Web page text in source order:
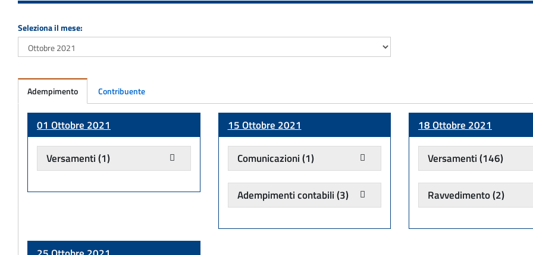
Seleziona il mese:
Adempimento Contribuente
01 Ottobre 2021
Versamenti(1)
15 Ottobre 2021
Comunicazioni(1)
Adempimenti contabili(3)
18 Ottobre 2021
Versamenti(146)
Ravvedimento(2)